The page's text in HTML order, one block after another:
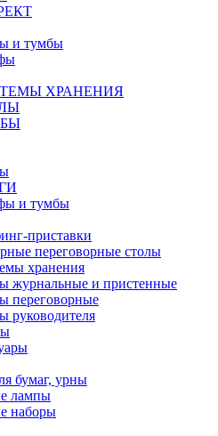
и тумбы
ХРАНЕНИЯ
и тумбы
приставки
переговорные столы
хранения
журнальные и пристенные
переговорные
руководителя
бумаг, урны
лампы
наборы